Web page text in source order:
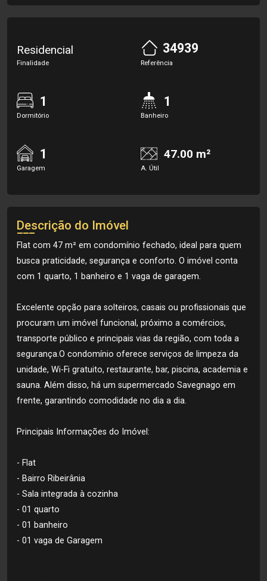
Residencial
Finalidade
34939
Referência
1
Dormitório
1
Banheiro
1
Garagem
47.00 m²
A. Útil
Descrição do Imóvel
Flat com 47 m² em condomínio fechado, ideal para quem
busca praticidade, segurança e conforto. O imóvel conta
com 1 quarto, 1 banheiro e 1 vaga de garagem.
Excelente opção para solteiros, casais ou profissionais que
procuram um imóvel funcional, próximo a comércios,
transporte público e principais vias da região, com toda a
segurança.O condomínio oferece serviços de limpeza da
unidade, Wi-Fi gratuito, restaurante, bar, piscina, academia e
sauna. Além disso, há um supermercado Savegnago em
frente, garantindo comodidade no dia a dia.
Principais Informações do Imóvel:
- Flat
- Bairro Ribeirânia
- Sala integrada à cozinha
- 01 quarto
- 01 banheiro
- 01 vaga de Garagem